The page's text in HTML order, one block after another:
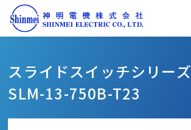
スライドスイッチシリーズ
SLM-13-750B-T23